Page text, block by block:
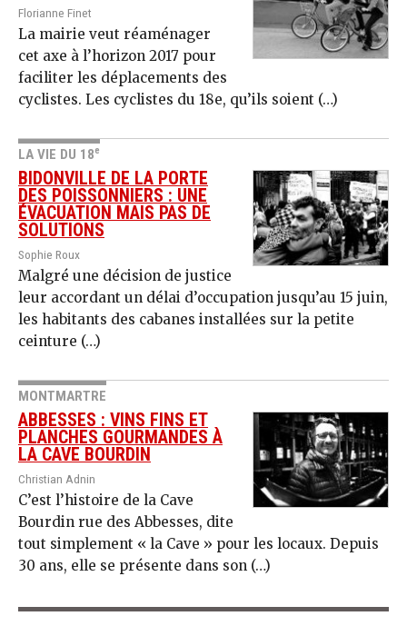
Florianne Finet
La mairie veut réaménager
cet axe à l’horizon 2017 pour
faciliter les déplacements des
cyclistes. Les cyclistes du 18e, qu’ils soient (…)
LA VIE DU 18e
BIDONVILLE DE LA PORTE
DES POISSONNIERS : UNE
ÉVACUATION MAIS PAS DE
SOLUTIONS
Sophie Roux
Malgré une décision de justice
leur accordant un délai d’occupation jusqu’au 15 juin,
les habitants des cabanes installées sur la petite
ceinture (…)
MONTMARTRE
ABBESSES : VINS FINS ET
PLANCHES GOURMANDES À
LA CAVE BOURDIN
Christian Adnin
C’est l’histoire de la Cave
Bourdin rue des Abbesses, dite
tout simplement « la Cave » pour les locaux. Depuis
30 ans, elle se présente dans son (…)